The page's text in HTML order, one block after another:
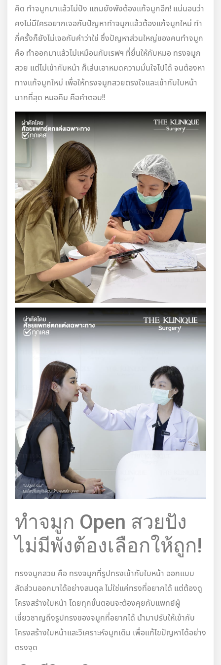
คิด ทำจมูกมาแล้วไม่ปัง แถมยังพังต้องแก้จมูกอีก! แน่นอนว่า
คงไม่มีใครอยากเจอกับปัญหาทำจมูกแล้วต้องแก้จมูกใหม่ ทำ
กี่ครั้งก็ยังไม่เจอกับคำว่าใช่ ซึ่งปัญหาส่วนใหญ่ของคนทำจมูก
คือ ทำออกมาแล้วไม่เหมือนกับเรฟฯ ที่ยื่นให้กับหมอ ทรงจมูก
สวย แต่ไม่เข้ากับหน้า ก็เล่นเอาหมดความมั่นใจไปได้ จนต้องหา
ทางแก้จมูกใหม่ เพื่อให้ทรงจมูกสวยตรงใจและเข้ากับใบหน้า
มากที่สุด หมอคิม คือคำตอบ!!
ทำจมูก Open สวยปัง
ไม่มีพังต้องเลือกให้ถูก!
ทรงจมูกสวย คือ ทรงจมูกที่รูปทรงเข้ากับใบหน้า ออกแบบ
สัดส่วนออกมาได้อย่างสมดุล ไม่ใช่แค่ทรงที่อยากได้ แต่ต้องดู
โครงสร้างใบหน้า โดยทุกขั้นตอนจะต้องคุยกับแพทย์ผู้
เชี่ยวชาญถึงรูปทรงของจมูกที่อยากได้ นำมาปรับให้เข้ากับ
โครงสร้างใบหน้าและวิเคราะห์จมูกเดิม เพื่อแก้ไขปัญหาได้อย่าง
ตรงจุด